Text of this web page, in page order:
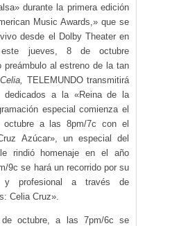
durante la primera edición
Music Awards,» que se
desde el Dolby Theater en
jueves, 8 de octubre
preámbulo al estreno de la tan
Celia,
TELEMUNDO transmitirá
dedicados a la «Reina de la
especial comienza el
octubre a las 8pm/7c con el
Azúcar», un especial del
rindió homenaje en el año
9c se hará un recorrido por su
y profesional a través de
Celia Cruz».
octubre, a las 7pm/6c se